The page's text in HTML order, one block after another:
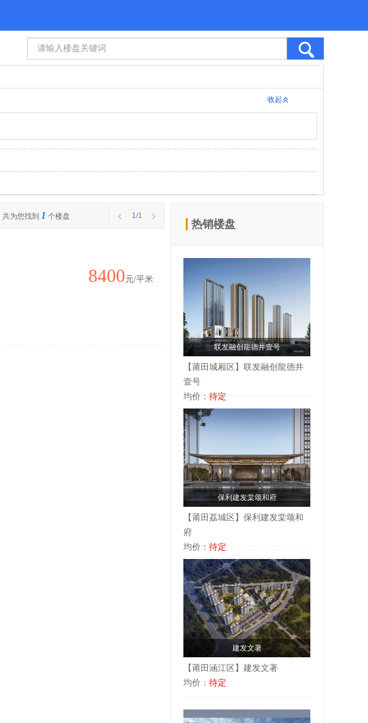
收起
共为您找到 1 个楼盘 1/1
8400元/平米
热销楼盘
联发融创龍德井壹号
【莆田城厢区】联发融创龍德井
壹号
均价： 待定
保利建发棠颂和府
【莆田荔城区】保利建发棠颂和
府
均价： 待定
建发文著
【莆田涵江区】建发文著
均价： 待定